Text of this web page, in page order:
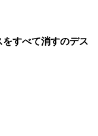
すべて消すのデス